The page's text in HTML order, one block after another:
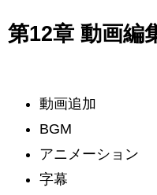
第12章 動画編
動画追加
BGM
アニメーション
字幕